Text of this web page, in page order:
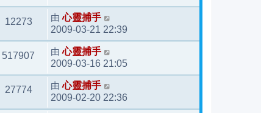
12273 由心靈捕手
2009-03-21 22:39
517907 由心靈捕手
2009-03-16 21:05
27774 由心靈捕手
2009-02-20 22:36